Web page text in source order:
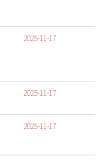
2025-11-17
2025-11-17
2025-11-17